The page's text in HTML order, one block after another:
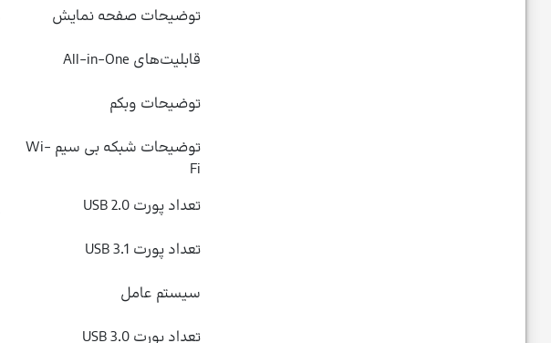
توضیحات صفحه نمایش
قابلیت‌های All-in-One
توضیحات وبکم
توضیحات شبکه بی سیم Wi-
Fi
تعداد پورت USB 2.0
تعداد پورت USB 3.1
سیستم عامل
تعداد پورت USB 3.0